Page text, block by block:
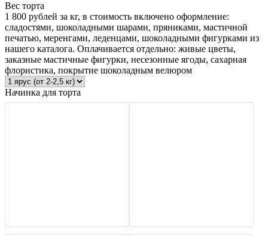
Вес торта
1 800 рублей за кг, в стоимость включено оформление:
сладостями, шоколадными шарами, пряниками, мастичной
печатью, меренгами, леденцами, шоколадными фигурками из
нашего каталога. Оплачивается отдельно: живые цветы,
заказные мастичные фигурки, несезонные ягоды, сахарная
флористика, покрытие шоколадным велюром
Начинка для торта